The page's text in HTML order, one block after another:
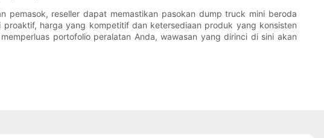
pemasok, reseller dapat memastikan pasokan dump truck mini beroda
harga yang kompetitif dan ketersediaan produk yang konsisten
portofolio peralatan Anda, wawasan yang dirinci di sini akan